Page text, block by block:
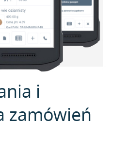
i
zamówień